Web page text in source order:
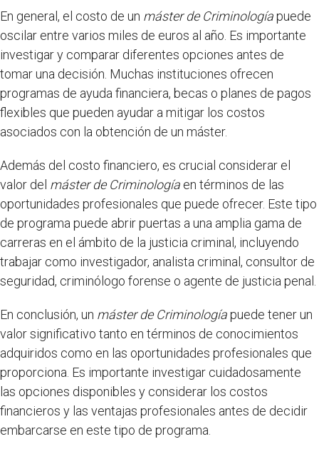
En general, el costo de un máster de Criminologíapuede
oscilar entre varios miles de euros al año. Es importante
investigar y comparar diferentes opciones antes de
tomar una decisión. Muchas instituciones ofrecen
programas de ayuda financiera, becas o planes de pagos
flexibles que pueden ayudar a mitigar los costos
asociados con la obtención de un máster.
Además del costo financiero, es crucial considerar el
valor del máster de Criminología en términos de las
oportunidades profesionales que puede ofrecer. Este tipo
de programa puede abrir puertas a una amplia gama de
carreras en el ámbito de la justicia criminal, incluyendo
trabajar como investigador, analista criminal, consultor de
seguridad, criminólogo forense o agente de justicia penal.
En conclusión, un máster de Criminologíapuede tener un
valor significativo tanto en términos de conocimientos
adquiridos como en las oportunidades profesionales que
proporciona. Es importante investigar cuidadosamente
las opciones disponibles y considerar los costos
financieros y las ventajas profesionales antes de decidir
embarcarse en este tipo de programa.